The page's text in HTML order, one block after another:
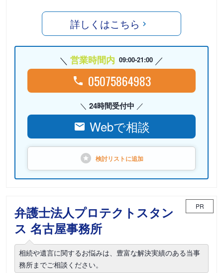
詳しくはこちら
営業時間内 09:00-21:00
05075864983
24時間受付中
Webで相談
検討リストに追加
弁護士法人プロテクトスタン
ス 名古屋事務所
PR
相続や遺言に関するお悩みは、豊富な解決実績のある当事
務所までご相談ください。